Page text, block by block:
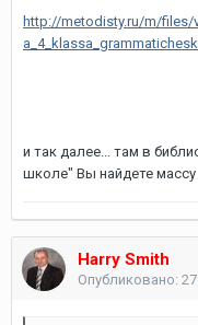
http://metodisty.ru/m/files/
и так далее... там в
школе" Вы найдете
Harry Smith
Опубликовано: